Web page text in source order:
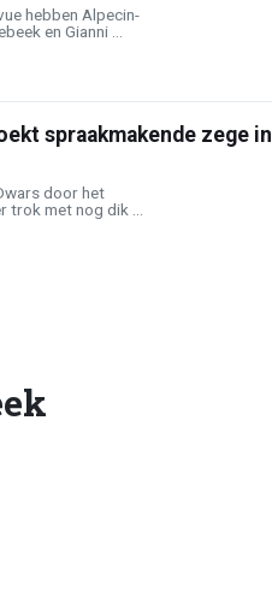
hebben Alpecin-
en Gianni ...
spraakmakende zege in
door het
trok met nog dik ...